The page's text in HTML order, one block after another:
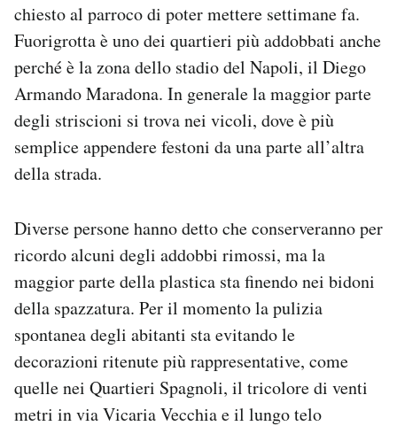
chiesto al parroco di poter mettere settimane fa.
Fuorigrotta è uno dei quartieri più addobbati anche
perché è la zona dello stadio del Napoli, il Diego
Armando Maradona. In generale la maggior parte
degli striscioni si trova nei vicoli, dove è più
semplice appendere festoni da una parte all’altra
della strada.
Diverse persone hanno detto che conserveranno per
ricordo alcuni degli addobbi rimossi, ma la
maggior parte della plastica sta finendo nei bidoni
della spazzatura. Per il momento la pulizia
spontanea degli abitanti sta evitando le
decorazioni ritenute più rappresentative, come
quelle nei Quartieri Spagnoli, il tricolore di venti
metri in via Vicaria Vecchia e il lungo telo